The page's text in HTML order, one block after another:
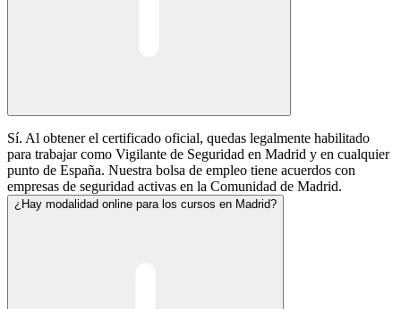
Sí. Al obtener el certificado oficial, quedas legalmente habilitado
para trabajar como Vigilante de Seguridad en Madrid y en cualquier
punto de España. Nuestra bolsa de empleo tiene acuerdos con
empresas de seguridad activas en la Comunidad de Madrid.
¿Hay modalidad online para los cursos en Madrid?